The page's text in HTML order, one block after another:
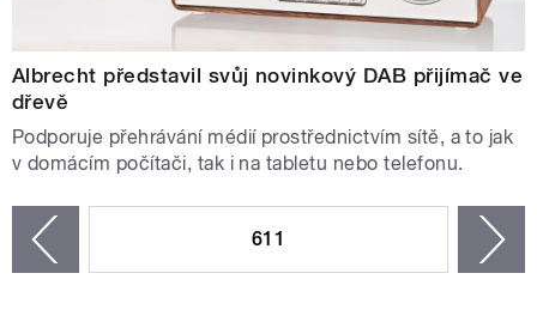
Albrecht představil svůj novinkový DAB přijímač ve
dřevě
Podporuje přehrávání médií prostřednictvím sítě, a to jak
v domácím počítači, tak i na tabletu nebo telefonu.
611